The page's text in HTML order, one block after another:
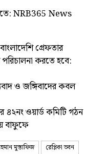
NRB365 News
গ্রেফতার
করতে হবে:
ও জঙ্গিবাদের কবল
ওয়ার্ড কমিটি গঠন
বাফুফে
মুস্তাফিজ রেপ্লিকা ভবন